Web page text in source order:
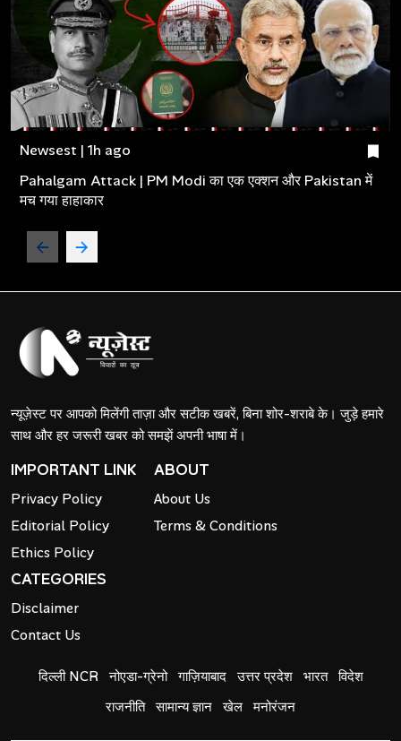
Newsest | 1h ago
Pahalgam Attack | PM Modi का एक एक्शन और Pakistan में
मच गया हाहाकार
न्यूज़ेस्ट पर आपको मिलेंगी ताज़ा और सटीक खबरें, बिना शोर-शराबे के। जुड़े हमारे
साथ और हर जरूरी खबर को समझें अपनी भाषा में।
IMPORTANT LINK
Privacy Policy
Editorial Policy
Ethics Policy
ABOUT
About Us
Terms & Conditions
CATEGORIES
Disclaimer
Contact Us
दिल्ली NCR नोएडा-ग्रेनो गाज़ियाबाद उत्तर प्रदेश भारत विदेश
राजनीति सामान्य ज्ञान खेल मनोरंजन